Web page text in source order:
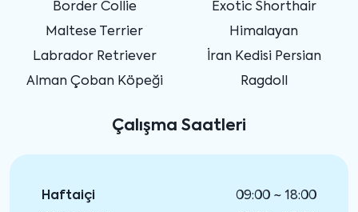
Border Collie
Maltese Terrier
Labrador Retriever
Alman Çoban Köpeği
Exotic Shorthair
Himalayan
İran Kedisi Persian
Ragdoll
Çalışma Saatleri
Haftaiçi
09:00 ~ 18:00